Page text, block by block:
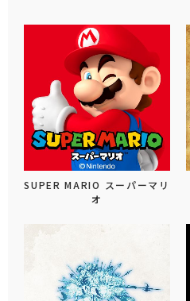
SUPER MARIO スーパーマリ
オ